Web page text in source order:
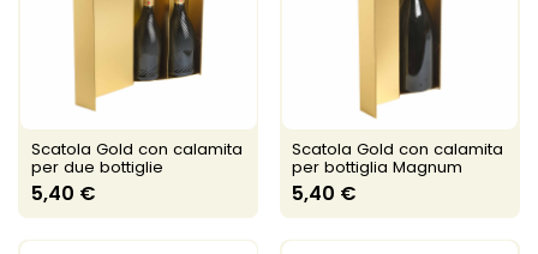
Scatola Gold con calamita
per due bottiglie
5,40 €
Scatola Gold con calamita
per bottiglia Magnum
5,40 €